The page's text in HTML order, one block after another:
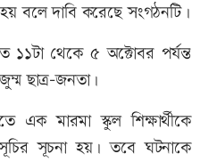
বলে দাবি করেছে সংগঠনটি।
থেকে ৫ অক্টোবর পর্যন্ত
ছাত্র-জনতা।
এক মারমা স্কুল শিক্ষার্থীকে
সূচনা হয়। তবে ঘটনাকে